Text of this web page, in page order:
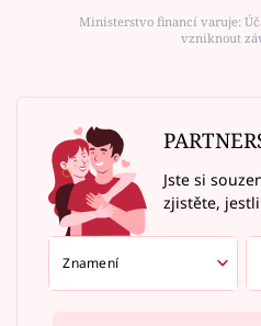
Ministerstvo financí varuje:
vzniknout
Jste si
zjistěte,